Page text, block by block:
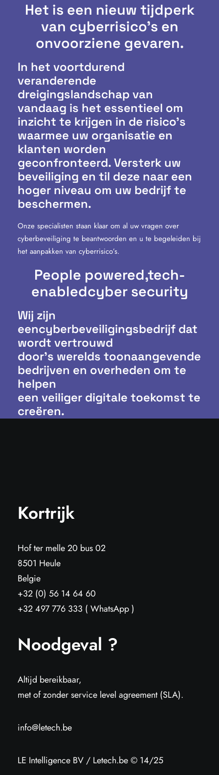
Het is een nieuw tijdperk
van cyberrisico's en
onvoorziene gevaren.
In het voortdurend
veranderende
dreigingslandschap van
vandaag is het essentieel om
inzicht te krijgen in de risico’s
waarmee uw organisatie en
klanten worden
geconfronteerd. Versterk uw
beveiliging en til deze naar een
hoger niveau om uw bedrijf te
beschermen.
Onze specialisten staan klaar om al uw vragen over
cyberbeveiliging te beantwoorden en u te begeleiden bij
het aanpakken van cyberrisico’s.
People powered,tech-
enabledcyber security
Wij zijn
eencyberbeveiligingsbedrijf dat
wordt vertrouwd
door’s werelds toonaangevende
bedrijven en overheden om te
helpen
een veiliger digitale toekomst te
creëren.
Kortrijk
Hof ter melle 20 bus 02
8501 Heule
Belgie
+32 (0) 56 14 64 60
+32 497 776 333 ( WhatsApp )
Noodgeval ?
Altijd bereikbaar,
met of zonder service level agreement (SLA).
info@letech.be
LE Intelligence BV / Letech.be © 14/25